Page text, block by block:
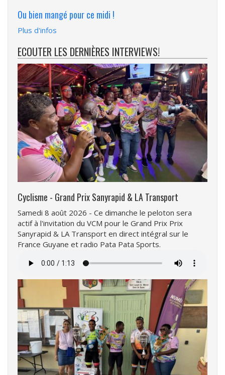
Ou bien mangé pour ce midi !
Plus d'infos
ECOUTER LES DERNIÈRES INTERVIEWS!
Cyclisme - Grand Prix Sanyrapid & LA Transport
Samedi 8 août 2026 - Ce dimanche le peloton sera
actif à l'invitation du VCM pour le Grand Prix Prix
Sanyrapid & LA Transport en direct intégral sur le
France Guyane et radio Pata Pata Sports.
audio